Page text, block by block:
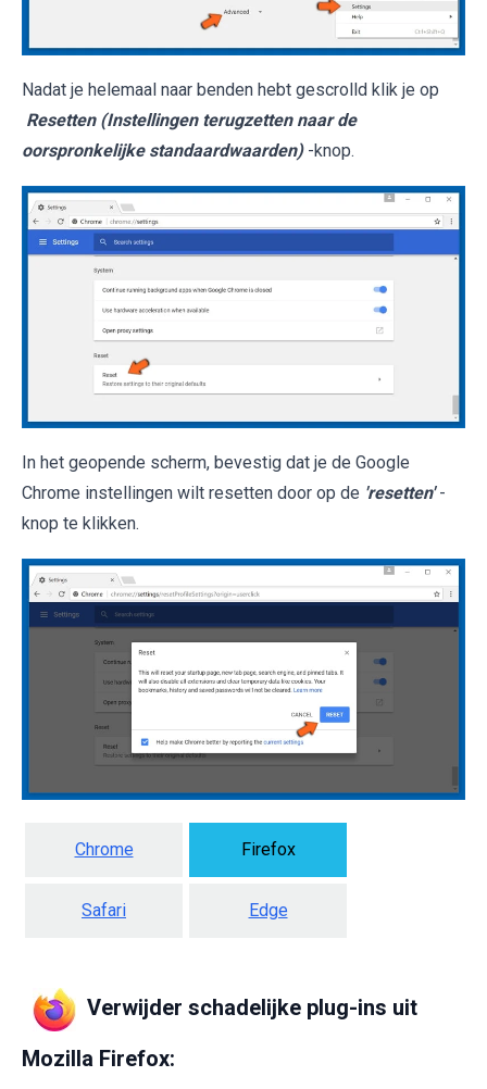
Nadat je helemaal naar benden hebt gescrolld klik je op
Resetten (Instellingen terugzetten naar de
oorspronkelijke standaardwaarden) -knop.
In het geopende scherm, bevestig dat je de Google
Chrome instellingen wilt resetten door op de 'resetten' -
knop te klikken.
Chrome Firefox
Safari Edge
Verwijder schadelijke plug-ins uit
Mozilla Firefox: